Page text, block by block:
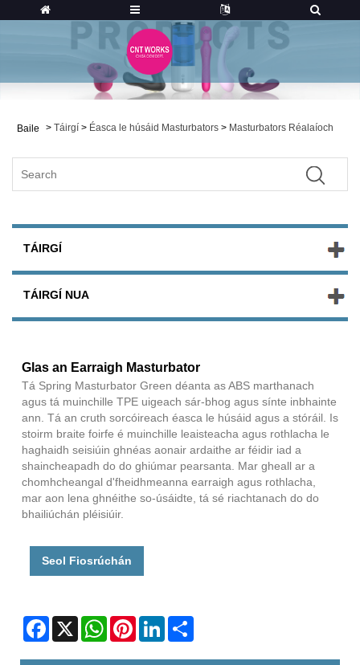
Baile > Táirgí > Éasca le húsáid Masturbators > Masturbators Réalaíoch
TÁIRGÍ
TÁIRGÍ NUA
Glas an Earraigh Masturbator
Tá Spring Masturbator Green déanta as ABS marthanach
agus tá muinchille TPE uigeach sár-bhog agus sínte inbhainte
ann. Tá an cruth sorcóireach éasca le húsáid agus a stóráil. Is
stoirm braite foirfe é muinchille leaisteacha agus rothlacha le
haghaidh seisiúin ghnéas aonair ardaithe ar féidir iad a
shaincheapadh do do ghiúmar pearsanta. Mar gheall ar a
chomhcheangal d'fheidhmeanna earraigh agus rothlacha,
mar aon lena ghnéithe so-úsáidte, tá sé riachtanach do do
bhailiúchán pléisiúir.
Seol Fiosrúchán
Facebook
X WhatsAppPinterestLinkedIn